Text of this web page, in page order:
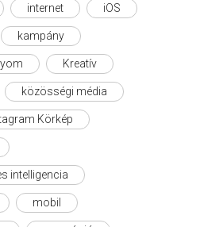
internet iOS
kampány
Kreatív
közösségi média
Körkép
intelligencia
mobil